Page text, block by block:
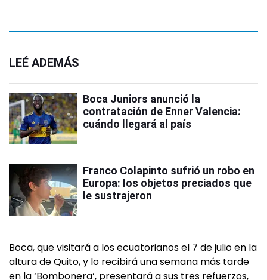
LEÉ ADEMÁS
Boca Juniors anunció la
contratación de Enner Valencia:
cuándo llegará al país
Franco Colapinto sufrió un robo en
Europa: los objetos preciados que
le sustrajeron
Boca, que visitará a los ecuatorianos el 7 de julio en la
altura de Quito, y lo recibirá una semana más tarde
en la ‘Bombonera‘, presentará a sus tres refuerzos,